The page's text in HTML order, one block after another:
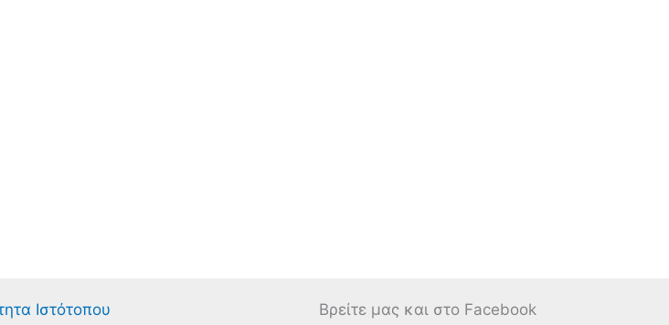
Ιστότοπου Βρείτε μας και στο Facebook